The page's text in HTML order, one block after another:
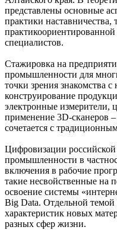
представлены основные
практики
специалистов.
Стажировка на
промышленности для
точки зрения знакомства
конструирование
электронные измерители,
применение 3D-сканеров
сочетается с
Цифровизации
промышленности в
включения в рабочие
такие несвойственные на
освоение системы
Big Data. Отдельной темой
характеристик новых
разных сфер жизни.